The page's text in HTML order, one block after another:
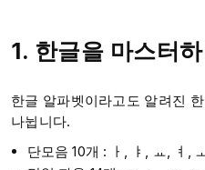
1. 한글을 마스터
한글 알파벳이라고도 알려진
나뉩니다.
단모음 10개 : ㅏ, ㅑ, ㅛ, ㅕ,